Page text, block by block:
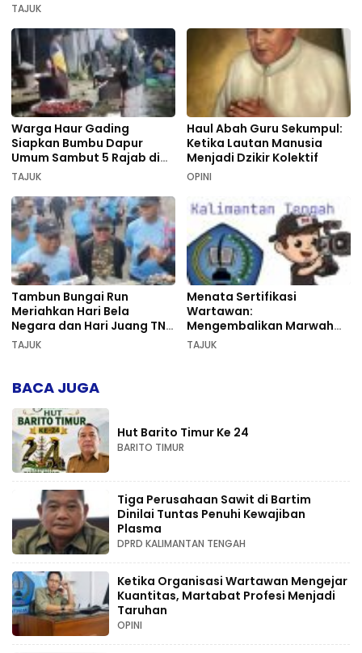
TAJUK
Warga Haur Gading
Siapkan Bumbu Dapur
Umum Sambut 5 Rajab di
Sekumpul
TAJUK
Haul Abah Guru Sekumpul:
Ketika Lautan Manusia
Menjadi Dzikir Kolektif
OPINI
Tambun Bungai Run
Meriahkan Hari Bela
Negara dan Hari Juang TNI
AD di Palangka Raya
TAJUK
Menata Sertifikasi
Wartawan:
Mengembalikan Marwah
Pers dan Keadilan
TAJUK
BACA JUGA
Hut Barito Timur Ke 24
BARITO TIMUR
Tiga Perusahaan Sawit di Bartim
Dinilai Tuntas Penuhi Kewajiban
Plasma
DPRD KALIMANTAN TENGAH
Ketika Organisasi Wartawan Mengejar
Kuantitas, Martabat Profesi Menjadi
Taruhan
OPINI